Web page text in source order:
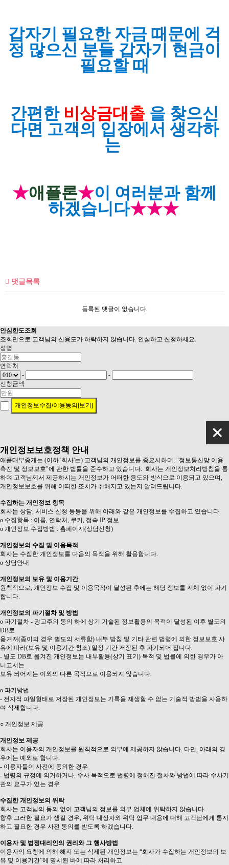
갑자기 필요한 자금 때문에 걱
정 많으신 분들 갑자기 현금이
필요할 때
간편한 비상금대출 을 찾으신
다면 고객의 입장에서 생각하
는
★애플론★이 여러분과 함께
하겠습니다★★★
댓글목록
등록된 댓글이 없습니다.
안심 한도조회
조회만으로 고객님의 신용도가 하락하지 않습니다. 안심하고 신청하세요.
성명
연락처
-
-
신청금액
개인정보수집/이용동의[보기]
개인정보보호정책 안내
애플대부중개는 (이하 '회사'는) 고객님의 개인정보를 중요시하며, "정보통신망 이용
촉진 및 정보보호"에 관한 법률을 준수하고 있습니다. 회사는 개인정보처리방침을 통
하여 고객님께서 제공하시는 개인정보가 어떠한 용도와 방식으로 이용되고 있으며,
개인정보보호를 위해 어떠한 조치가 취해지고 있는지 알려드립니다.
수집하는 개인정보 항목
회사는 상담, 서비스 신청 등등을 위해 아래와 같은 개인정보를 수집하고 있습니다.
ο 수집항목 : 이름, 연락처, 쿠키, 접속 IP 정보
ο 개인정보 수집방법 : 홈페이지(상담신청)
개인정보의 수집 및 이용목적
회사는 수집한 개인정보를 다음의 목적을 위해 활용합니다.
ο 상담안내
개인정보의 보유 및 이용기간
원칙적으로, 개인정보 수집 및 이용목적이 달성된 후에는 해당 정보를 지체 없이 파기
합니다.
개인정보의 파기절차 및 방법
ο 파기절차 - 광고주의 동의 하에 상기 기술된 정보활용의 목적이 달성된 이후 별도의
DB로
옮겨져(종이의 경우 별도의 서류함) 내부 방침 및 기타 관련 법령에 의한 정보보호 사
유에 따라(보유 및 이용기간 참조) 일정 기간 저장된 후 파기되어 집니다.
- 별도 DB로 옮겨진 개인정보는 내부활용(상기 표기) 목적 및 법률에 의한 경우가 아
니고서는
보유 되어지는 이외의 다른 목적으로 이용되지 않습니다.
ο 파기방법
- 전자적 파일형태로 저장된 개인정보는 기록을 재생할 수 없는 기술적 방법을 사용하
여 삭제합니다.
○ 개인정보 제공
개인정보 제공
회사는 이용자의 개인정보를 원칙적으로 외부에 제공하지 않습니다. 다만, 아래의 경
우에는 예외로 합니다.
- 이용자들이 사전에 동의한 경우
- 법령의 규정에 의거하거나, 수사 목적으로 법령에 정해진 절차와 방법에 따라 수사기
관의 요구가 있는 경우
수집한 개인정보의 위탁
회사는 고객님의 동의 없이 고객님의 정보를 외부 업체에 위탁하지 않습니다.
향후 그러한 필요가 생길 경우, 위탁 대상자와 위탁 업무 내용에 대해 고객님에게 통지
하고 필요한 경우 사전 동의를 받도록 하겠습니다.
이용자 및 법정대리인의 권리와 그 행사방법
이용자의 요청에 의해 해지 또는 삭제된 개인정보는 “회사가 수집하는 개인정보의 보
유 및 이용기간”에 명시된 바에 따라 처리하고